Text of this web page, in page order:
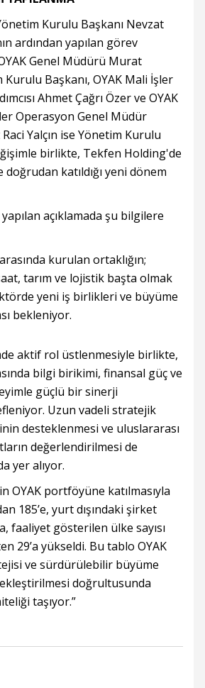
Kurulu Başkanı Nevzat
ardından yapılan görev
Genel Müdürü Murat
Kurulu Başkanı, OYAK Mali İşler
Ahmet Çağrı Özer ve OYAK
Operasyon Genel Müdür
Raci Yalçın ise Yönetim Kurulu
birlikte, Tekfen Holding'de
doğrudan katıldığı yeni dönem
açıklamada şu bilgilere
kurulan ortaklığın;
tarım ve lojistik başta olmak
yeni iş birlikleri ve büyüme
bekleniyor.
aktif rol üstlenmesiyle birlikte,
bilgi birikimi, finansal güç ve
güçlü bir sinerji
Uzun vadeli stratejik
desteklenmesi ve uluslararası
değerlendirilmesi de
yer alıyor.
OYAK portföyüne katılmasıyla
185’e, yurt dışındaki şirket
faaliyet gösterilen ülke sayısı
29’a yükseldi. Bu tablo OYAK
ve sürdürülebilir büyüme
doğrultusunda
taşıyor.”